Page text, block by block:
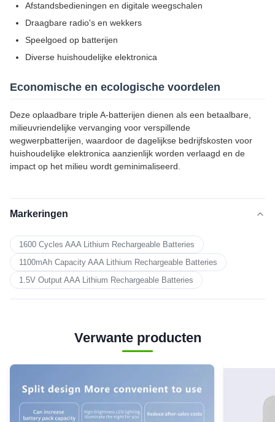
Afstandsbedieningen en digitale weegschalen
Draagbare radio's en wekkers
Speelgoed op batterijen
Diverse huishoudelijke elektronica
Economische en ecologische voordelen
Deze oplaadbare triple A-batterijen dienen als een betaalbare,
milieuvriendelijke vervanging voor verspillende
wegwerpbatterijen, waardoor de dagelijkse bedrijfskosten voor
huishoudelijke elektronica aanzienlijk worden verlaagd en de
impact op het milieu wordt geminimaliseerd.
Markeringen
1600 Cycles AAA Lithium Rechargeable Batteries
1100mAh Capacity AAA Lithium Rechargeable Batteries
1.5V Output AAA Lithium Rechargeable Batteries
Verwante producten